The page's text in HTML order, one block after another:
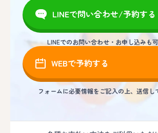
LINEで問い合わせ/予約する
LINEでのお問い合わせ・お申し込みも可
WEBで予約する
フォームに必要情報をご記入の上、送信し